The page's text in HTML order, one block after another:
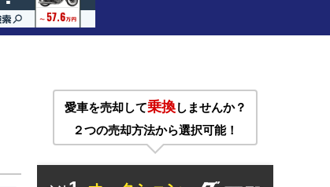
愛車を売却して乗換しませんか？
２つの売却方法から選択可能！